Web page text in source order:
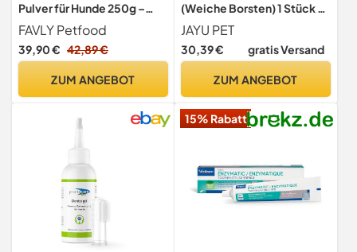
Pulver für Hunde 250g –
Ergänzungsfuttermittel
Zahnpulver Topping Hund
gegen Maulgeruch &
Salbei – ohne Getreide &
FAVLY Petfood
39,90 € 42,89 €
ZUM ANGEBOT
(Weiche Borsten) 1 Stück -
Hunde Zahnbürste, Katzen
Zahnbürste, Zahnpflege Kit
für Kitten und kleine Hunde,
Zahnstein
JAYU PET
30,39 € gratis Versand
ZUM ANGEBOT
15% Rabatt